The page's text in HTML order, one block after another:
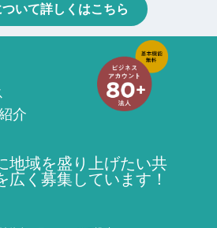
いて詳しくはこちら
介
地域を盛り上げたい共
広く募集しています！